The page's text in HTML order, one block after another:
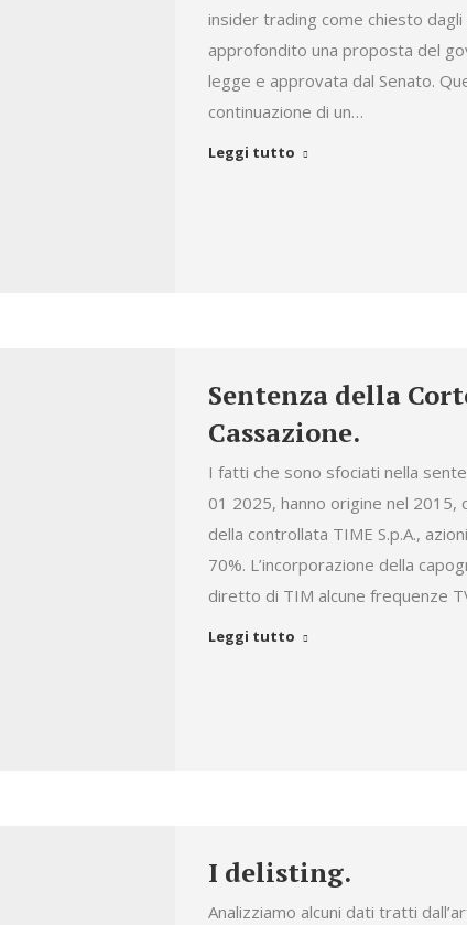
insider trading come chiesto
approfondito una proposta del
legge e approvata dal Senato.
continuazione di un…
Leggi tutto
Sentenza della
Cassazione.
I fatti che sono sfociati nella
01 2025, hanno origine nel 2015,
della controllata TIME S.p.A.,
70%. L’incorporazione della
diretto di TIM alcune frequenze
Leggi tutto
I delisting.
Analizziamo alcuni dati tratti